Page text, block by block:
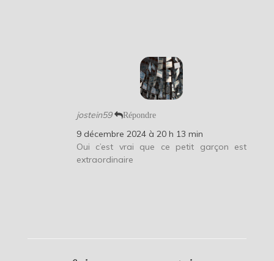
jostein59 Répondre
9 décembre 2024 à 20 h 13 min
Oui c’est vrai que ce petit garçon est
extraordinaire